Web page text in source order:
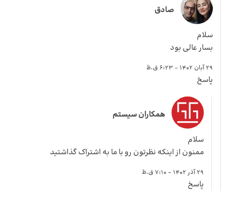
صادق
سلام
بسار عالی بود
29 آبان 1402 - 6:23 ق.ظ
پاسخ
همکاران سیستم
سلام
ممنون از اینکه نظرتون رو با ما به اشتراک گذاشتید
29 آذر 1402 - 7:10 ق.ظ
پاسخ